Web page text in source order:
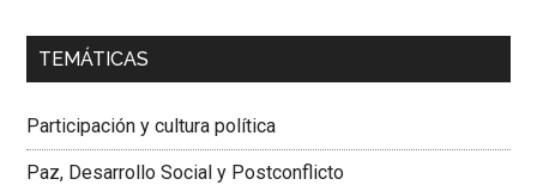
00:00 01:04
Dra. Carolina Corcho Mejía,Presidenta Corporación
Colombiana
TEMÁTICAS
Participación y cultura política
Paz, Desarrollo Social y Postconflicto